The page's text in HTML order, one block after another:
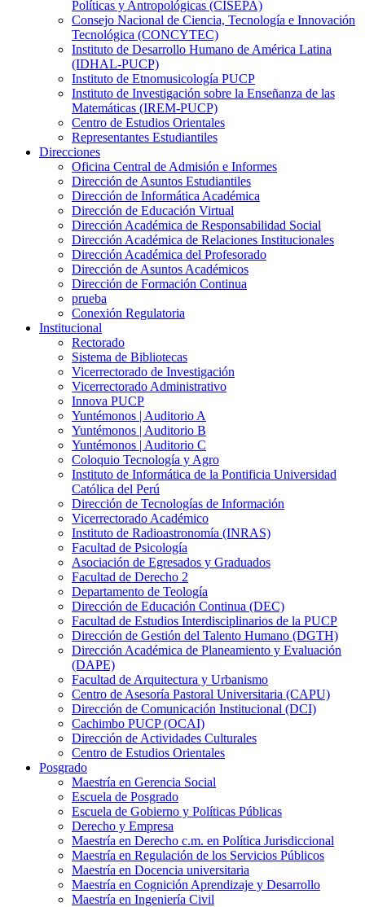
Políticas y Antropológicas (CISEPA)
Consejo Nacional de Ciencia, Tecnología e Innovación
Tecnológica (CONCYTEC)
Instituto de Desarrollo Humano de América Latina
(IDHAL-PUCP)
Instituto de Etnomusicología PUCP
Instituto de Investigación sobre la Enseñanza de las
Matemáticas (IREM-PUCP)
Centro de Estudios Orientales
Representantes Estudiantiles
Direcciones
Oficina Central de Admisión e Informes
Dirección de Asuntos Estudiantiles
Dirección de Informática Académica
Dirección de Educación Virtual
Dirección Académica de Responsabilidad Social
Dirección Académica de Relaciones Institucionales
Dirección Académica del Profesorado
Dirección de Asuntos Académicos
Dirección de Formación Continua
prueba
Conexión Regulatoria
Institucional
Rectorado
Sistema de Bibliotecas
Vicerrectorado de Investigación
Vicerrectorado Administrativo
Innova PUCP
Yuntémonos | Auditorio A
Yuntémonos | Auditorio B
Yuntémonos | Auditorio C
Coloquio Tecnología y Agro
Instituto de Informática de la Pontificia Universidad
Católica del Perú
Dirección de Tecnologías de Información
Vicerrectorado Académico
Instituto de Radioastronomía (INRAS)
Facultad de Psicología
Asociación de Egresados y Graduados
Facultad de Derecho 2
Departamento de Teología
Dirección de Educación Continua (DEC)
Facultad de Estudios Interdisciplinarios de la PUCP
Dirección de Gestión del Talento Humano (DGTH)
Dirección Académica de Planeamiento y Evaluación
(DAPE)
Facultad de Arquitectura y Urbanismo
Centro de Asesoría Pastoral Universitaria (CAPU)
Dirección de Comunicación Institucional (DCI)
Cachimbo PUCP (OCAI)
Dirección de Actividades Culturales
Centro de Estudios Orientales
Posgrado
Maestría en Gerencia Social
Escuela de Posgrado
Escuela de Gobierno y Políticas Públicas
Derecho y Empresa
Maestría en Derecho c.m. en Política Jurisdiccional
Maestría en Regulación de los Servicios Públicos
Maestría en Docencia universitaria
Maestría en Cognición Aprendizaje y Desarrollo
Maestría en Ingeniería Civil